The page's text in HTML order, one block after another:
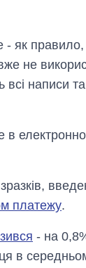
як правило,
не
всі написи
в
платежу.
- на
в